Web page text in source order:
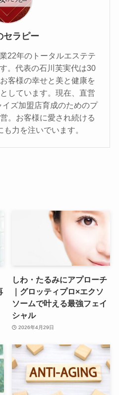
セラピー
22年のトータルエステテ
。代表の石川芙実代は30
客様の幸せと美と健康を
しています。現在、直営
ズ加盟店育成のためのプ
。お客様に愛され続ける
も力を注いでいます。
しわ・たるみにアプローチ
｜グロッティプロ×エクソ
ソームで叶える最強フェイ
シャル
2026年4月29日